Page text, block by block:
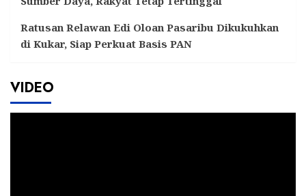
Ratusan Relawan Edi Oloan Pasaribu Dikukuhkan
di Kukar, Siap Perkuat Basis PAN
VIDEO